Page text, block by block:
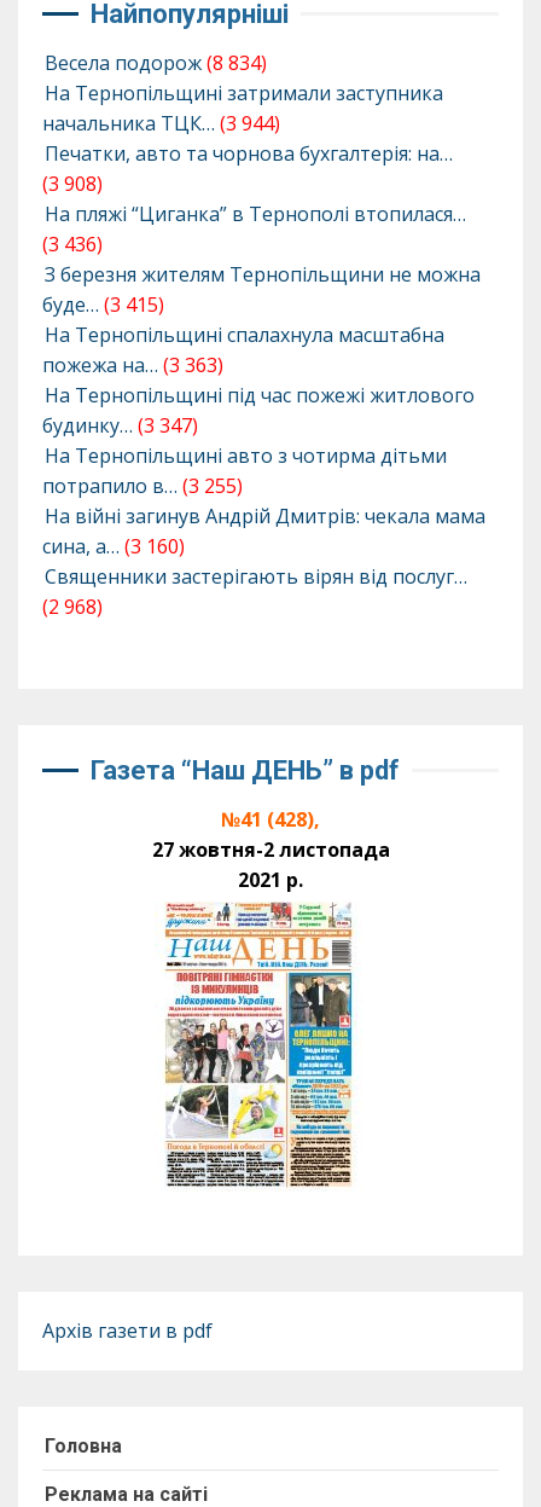
Найпопулярніші
Весела подорож(8 834)
На Тернопільщині затримали заступника
начальника ТЦК… (3 944)
Печатки, авто та чорнова бухгалтерія: на…
(3 908)
На пляжі “Циганка” в Тернополі втопилася…
(3 436)
З березня жителям Тернопільщини не можна
буде… (3 415)
На Тернопільщині спалахнула масштабна
пожежа на… (3 363)
На Тернопільщині під час пожежі житлового
будинку… (3 347)
На Тернопільщині авто з чотирма дітьми
потрапило в… (3 255)
На війні загинув Андрій Дмитрів: чекала мама
сина, а… (3 160)
Священники застерігають вірян від послуг…
(2 968)
Газета “Наш ДЕНЬ” в pdf
№41 (428),
27 жовтня-2 листопада
2021 р.
Архів газети в pdf
Головна
Реклама на сайті